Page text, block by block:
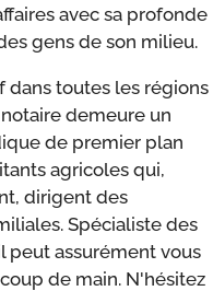
avec sa profonde
gens de son milieu.
dans toutes les régions
demeure un
de premier plan
agricoles qui,
dirigent des
Spécialiste des
peut assurément vous
de main. N'hésitez